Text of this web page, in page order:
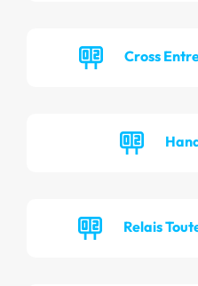
Cross
Relais